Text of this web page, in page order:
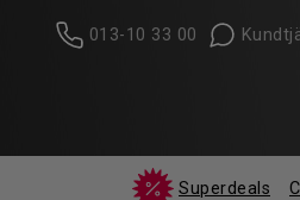
013-10 33 00
Superdeals